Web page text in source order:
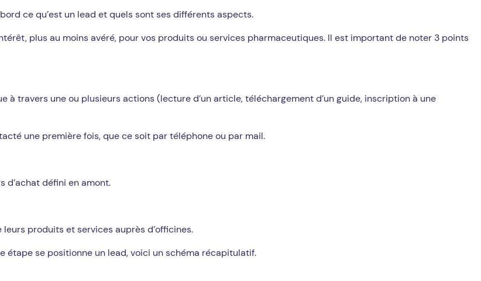
ce qu’est un lead et quels sont ses différents aspects.
plus au moins avéré, pour vos produits ou services pharmaceutiques. Il est important de noter 3 points
travers une ou plusieurs actions (lecture d’un article, téléchargement d’un guide, inscription à une
une première fois, que ce soit par téléphone ou par mail.
d’achat défini en amont.
produits et services auprès d’officines.
étape se positionne un lead, voici un schéma récapitulatif.